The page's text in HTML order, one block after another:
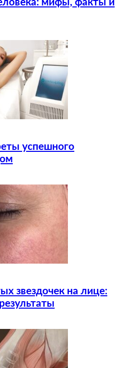
мифы, факты и
успешного
звездочек на лице: